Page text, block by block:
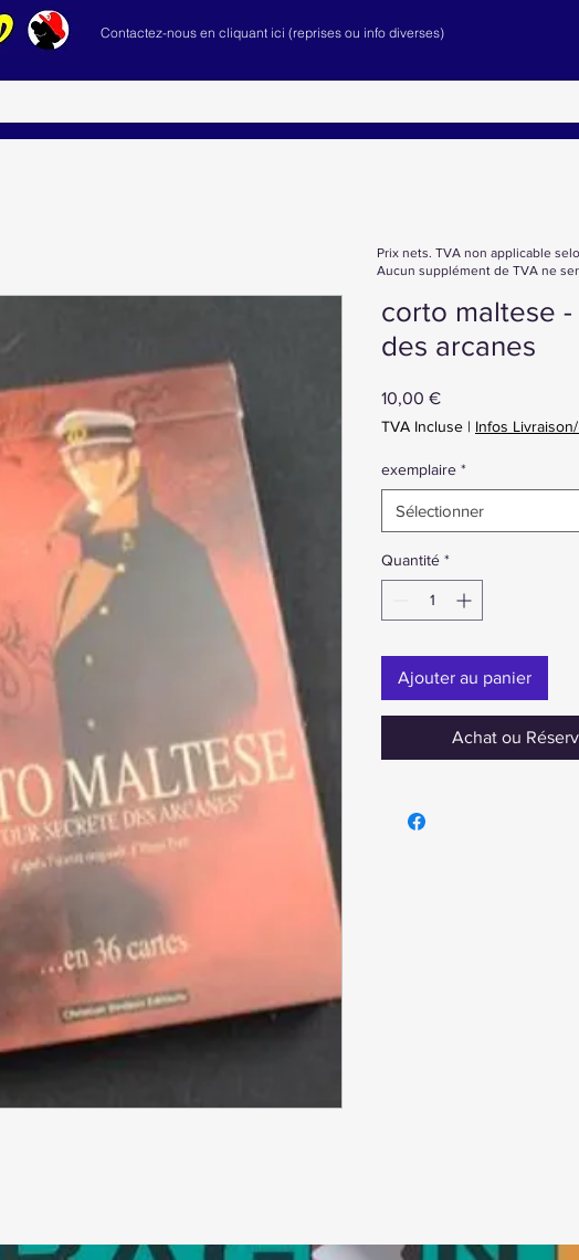
Contactez-nous en cliquant ici (reprises ou info diverses)
corto maltese
des arcanes
10,00 €Prix
TVA Incluse | Infos
exemplaire *
Sélectionner
Quantité *
Ajouter au panier
Achat ou
Prix nets. TVA non applicable
Aucun supplément de TVA ne